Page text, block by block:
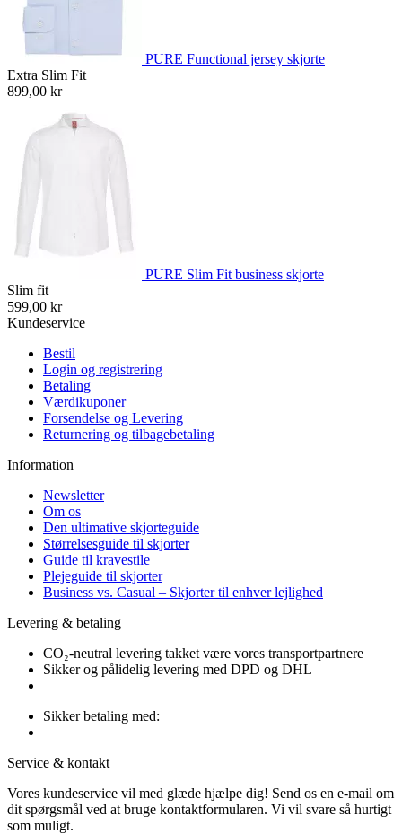
PURE Functional jersey skjorte
Extra Slim Fit
899,00 kr
PURE Slim Fit business skjorte
Slim fit
599,00 kr
Kundeservice
Bestil
Login og registrering
Betaling
Værdikuponer
Forsendelse og Levering
Returnering og tilbagebetaling
Information
Newsletter
Om os
Den ultimative skjorteguide
Størrelsesguide til skjorter
Guide til kravestile
Plejeguide til skjorter
Business vs. Casual – Skjorter til enhver lejlighed
Levering & betaling
CO₂-neutral levering takket være vores transportpartnere
Sikker og pålidelig levering med DPD og DHL
Sikker betaling med:
Service & kontakt
Vores kundeservice vil med glæde hjælpe dig! Send os en e-mail om
dit spørgsmål ved at bruge kontaktformularen. Vi vil svare så hurtigt
som muligt.